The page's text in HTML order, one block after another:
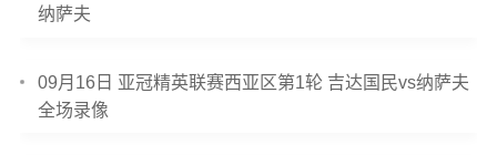
纳萨夫
09月16日 亚冠精英联赛西亚区第1轮 吉达国民vs纳萨夫
全场录像